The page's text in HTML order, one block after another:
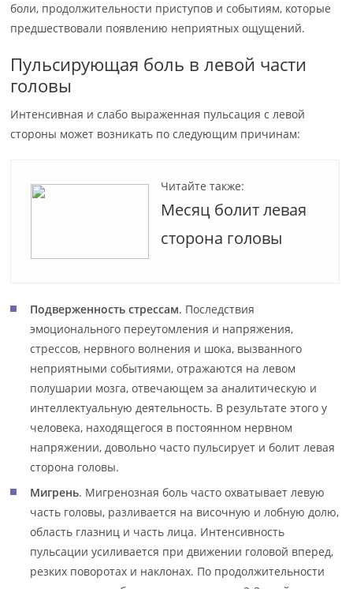
боли, продолжительности приступов и событиям, которые
предшествовали появлению неприятных ощущений.
Пульсирующая боль в левой части
головы
Интенсивная и слабо выраженная пульсация с левой
стороны может возникать по следующим причинам:
Читайте также:
Месяц болит левая
сторона головы
Подверженность стрессам. Последствия
эмоционального переутомления и напряжения,
стрессов, нервного волнения и шока, вызванного
неприятными событиями, отражаются на левом
полушарии мозга, отвечающем за аналитическую и
интеллектуальную деятельность. В результате этого у
человека, находящегося в постоянном нервном
напряжении, довольно часто пульсирует и болит левая
сторона головы.
Мигрень. Мигренозная боль часто охватывает левую
часть головы, разливается на височную и лобную долю,
область глазниц и часть лица. Интенсивность
пульсации усиливается при движении головой вперед,
резких поворотах и наклонах. По продолжительности